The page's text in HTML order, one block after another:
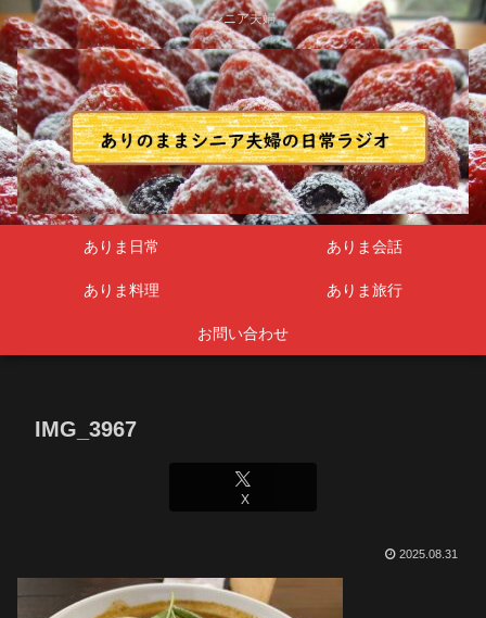
シニア夫婦
ありま日常 ありま会話
ありま料理 ありま旅行
お問い合わせ
IMG_3967
X
2025.08.31